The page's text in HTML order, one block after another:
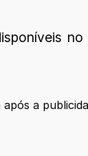
a